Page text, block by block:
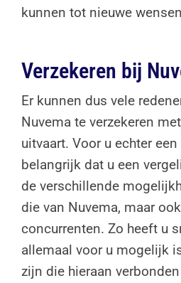
kunnen tot nieuwe
Verzekeren bij
Er kunnen dus vele
Nuvema te verzekeren
uitvaart. Voor u echter
belangrijk dat u een
de verschillende
die van Nuvema, maar
concurrenten. Zo heeft u
allemaal voor u mogelijk
zijn die hieraan